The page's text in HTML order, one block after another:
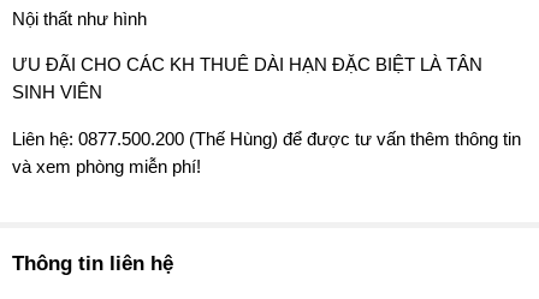
Nội thất như hình
ƯU ĐÃI CHO CÁC KH THUÊ DÀI HẠN ĐẶC BIỆT LÀ TÂN
SINH VIÊN
Liên hệ: 0877.500.200 (Thế Hùng) để được tư vấn thêm thông tin
và xem phòng miễn phí!
Thông tin liên hệ